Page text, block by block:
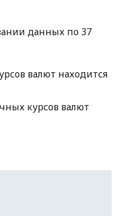
данных по 37
валют находится
курсов валют